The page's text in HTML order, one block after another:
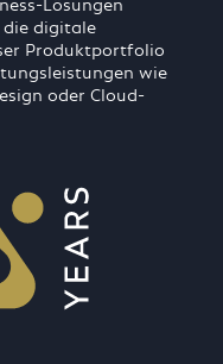
die digitale
Produktportfolio
wie
oder Cloud-